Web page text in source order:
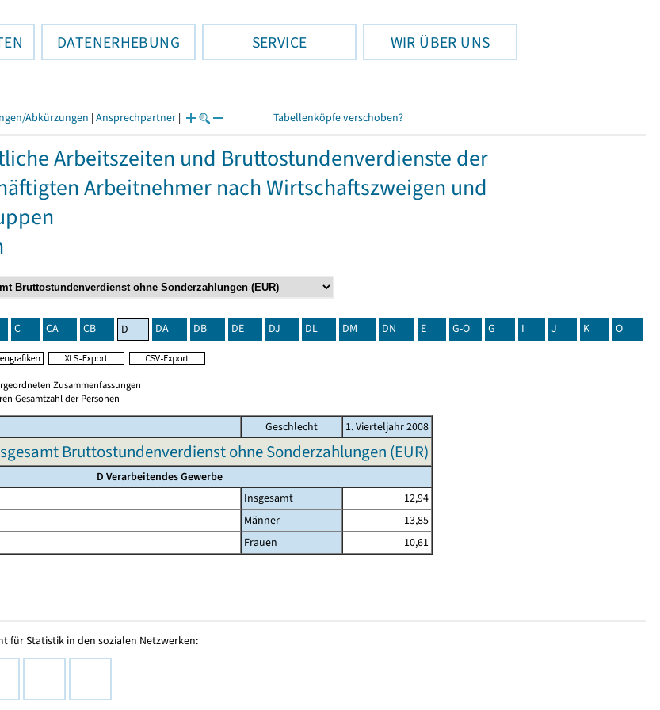
DATENERHEBUNG SERVICE WIR ÜBER UNS
Abkürzungen | Ansprechpartner | Tabellenköpfe verschoben?
Arbeitszeiten und Bruttostundenverdienste der
Arbeitnehmer nach Wirtschaftszweigen und
C CA CB D DA DB DE DJ DL DM DN E G-O G I J K O
Zusammenfassungen
Gesamtzahl der Personen
Geschlecht 1. Vierteljahr 2008
Bruttostundenverdienst ohne Sonderzahlungen (EUR)
D Verarbeitendes Gewerbe
Insgesamt
12,94
Männer
13,85
Frauen
10,61
für Statistik in den sozialen Netzwerken: